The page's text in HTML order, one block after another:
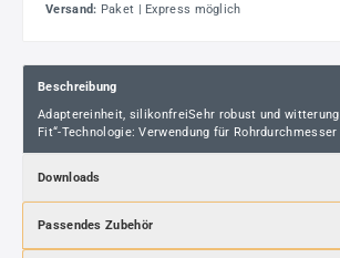
Versand: Paket | Express möglich
Beschreibung
Adaptereinheit, silikonfreiSehr robust und
Fit“-Technologie: Verwendung für Rohrdurchmesser
Downloads
Passendes Zubehör